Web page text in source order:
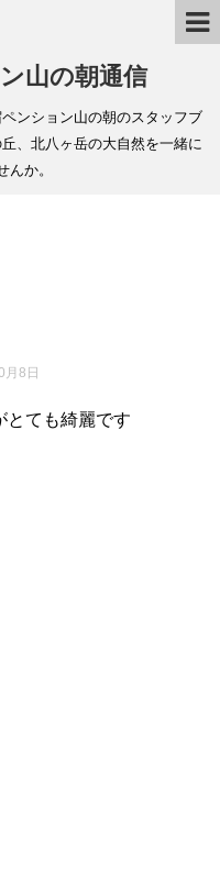
山の朝通信
ンション山の朝のスタッフブ
、北八ヶ岳の大自然を一緒に
んか。
月8日
とても綺麗です